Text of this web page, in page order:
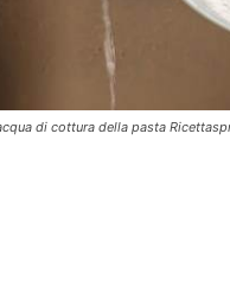
di cottura della pasta